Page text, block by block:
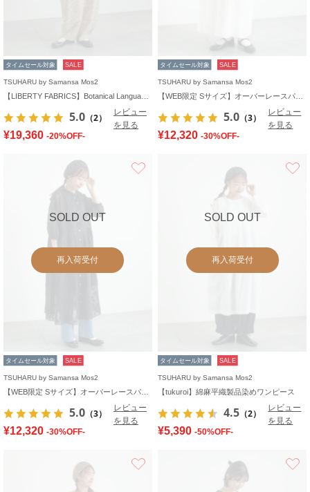
タイムセール対象 SALE
TSUHARU by Samansa Mos2
5.0 （2）
レビュー
を見る
¥19,360 -20%OFF-
タイムセール対象 SALE
TSUHARU by Samansa Mos2
5.0 （3）
レビュー
を見る
¥12,320 -30%OFF-
SOLD OUT
再入荷受付
タイムセール対象 SALE
TSUHARU by Samansa Mos2
5.0 （3）
レビュー
を見る
¥12,320 -30%OFF-
SOLD OUT
再入荷受付
タイムセール対象 SALE
TSUHARU by Samansa Mos2
【tukuroi】綿麻平織製品染めワンピース
4.5 （2）
レビュー
を見る
¥5,390 -50%OFF-